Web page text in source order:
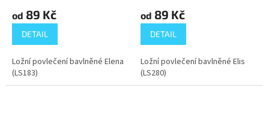
od 89 Kč
DETAIL
Ložní povlečení bavlněné Elena
(LS183)
od 89 Kč
DETAIL
Ložní povlečení bavlněné Elis
(LS280)